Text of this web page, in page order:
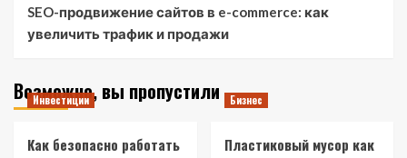
SEO-продвижение сайтов в e-commerce: как
увеличить трафик и продажи
Возможно, вы пропустили
Инвестиции
Как безопасно работать
Бизнес
Пластиковый мусор как